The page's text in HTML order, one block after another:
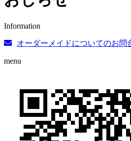
Information
オーダーメイドについてのお問
menu